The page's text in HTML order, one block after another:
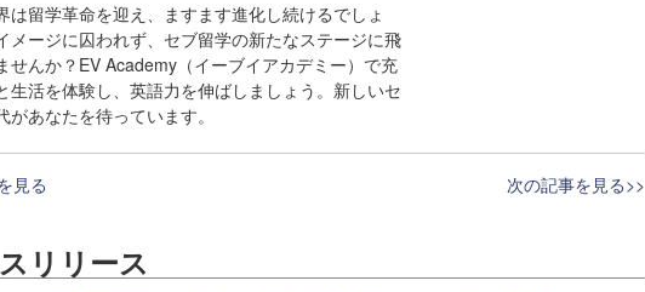
は留学革命を迎え、ますます進化し続けるでしょ
メージに囚われず、セブ留学の新たなステージに飛
せんか？EV Academy（イーブイアカデミー）で充
生活を体験し、英語力を伸ばしましょう。新しいセ
があなたを待っています。
見る 次の記事を見る>>
リリース